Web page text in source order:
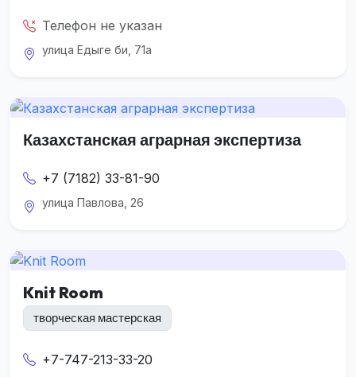
Телефон не указан
улица Едыге би, 71а
Казахстанская аграрная экспертиза
+7 (7182) 33-81-90
улица Павлова, 26
Knit Room
творческая мастерская
+7-747-213-33-20